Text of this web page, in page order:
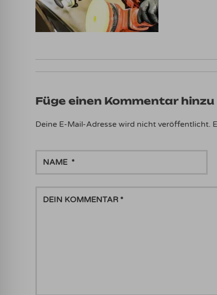
Füge einen Kommentar hinzu
Deine E-Mail-Adresse wird nicht veröffentlicht.
KOMMENTAR